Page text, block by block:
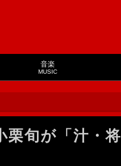
音楽
MUSIC
旬が「汁・将